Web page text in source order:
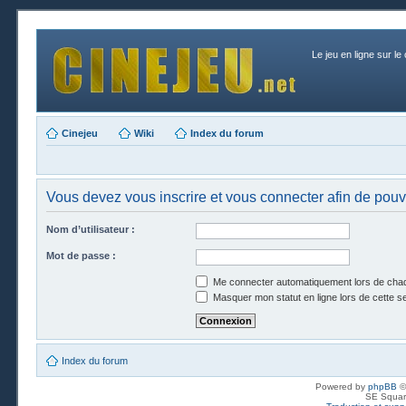
Le jeu en ligne sur le
Cinejeu Wiki Index du forum
Vous devez vous inscrire et vous connecter afin de
Nom d’utilisateur :
Mot de passe :
Me connecter automatiquement lors de
Masquer mon statut en ligne lors de cette
Index du forum
Powered by phpBB
SE